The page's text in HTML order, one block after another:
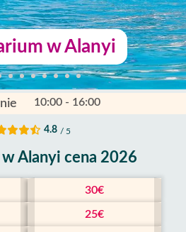
w Alanyi
10:00 - 16:00
4.8 / 5
Alanyi cena 2026
30€
25€